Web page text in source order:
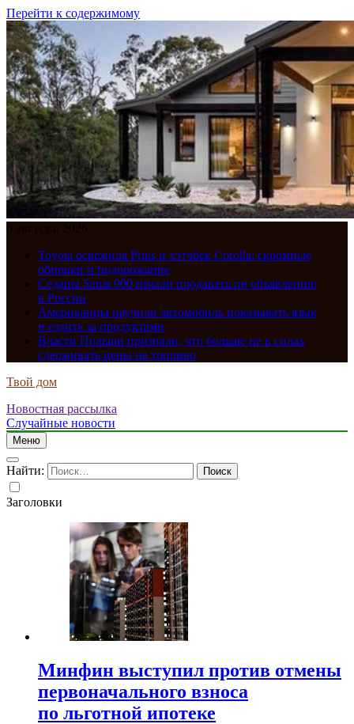
Перейти к содержимому
6 августа, 2026
Toyota освежила Prius и хэтчбек Corolla: скромные
обновки и подорожание
Седаны Senat 900 начали продавать по объявлению
в России
Американцы научили автомобиль показывать язык
и ездить за продуктами
Власти Польши признали, что больше не в силах
сдерживать цены на топливо
Твой дом
Новостная рассылка
Случайные новости
Меню
Найти:
Заголовки
Минфин выступил против отмены
первоначального взноса
по льготной ипотеке